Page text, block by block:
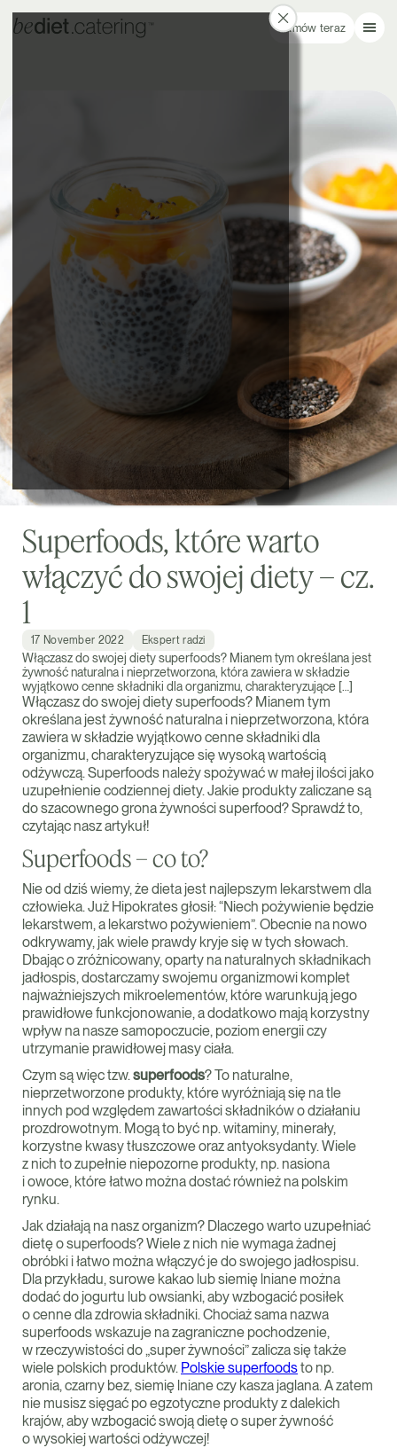
Zamów teraz
Superfoods, które warto
włączyć do swojej diety – cz.
1
17 November 2022 Ekspert radzi
Włączasz do swojej diety superfoods? Mianem tym określana jest
żywność naturalna i nieprzetworzona, która zawiera w składzie
wyjątkowo cenne składniki dla organizmu, charakteryzujące […]
Włączasz do swojej diety superfoods? Mianem tym
określana jest żywność naturalna i nieprzetworzona, która
zawiera w składzie wyjątkowo cenne składniki dla
organizmu, charakteryzujące się wysoką wartością
odżywczą. Superfoods należy spożywać w małej ilości jako
uzupełnienie codziennej diety. Jakie produkty zaliczane są
do szacownego grona żywności superfood? Sprawdź to,
czytając nasz artykuł!
Superfoods – co to?
Nie od dziś wiemy, że dieta jest najlepszym lekarstwem dla
człowieka. Już Hipokrates głosił: “Niech pożywienie będzie
lekarstwem, a lekarstwo pożywieniem”. Obecnie na nowo
odkrywamy, jak wiele prawdy kryje się w tych słowach.
Dbając o zróżnicowany, oparty na naturalnych składnikach
jadłospis, dostarczamy swojemu organizmowi komplet
najważniejszych mikroelementów, które warunkują jego
prawidłowe funkcjonowanie, a dodatkowo mają korzystny
wpływ na nasze samopoczucie, poziom energii czy
utrzymanie prawidłowej masy ciała.
Czym są więc tzw.superfoods? To naturalne,
nieprzetworzone produkty, które wyróżniają się na tle
innych pod względem zawartości składników o działaniu
prozdrowotnym. Mogą to być np. witaminy, minerały,
korzystne kwasy tłuszczowe oraz antyoksydanty. Wiele
z nich to zupełnie niepozorne produkty, np. nasiona
i owoce, które łatwo można dostać również na polskim
rynku.
Jak działają na nasz organizm? Dlaczego warto uzupełniać
dietę o superfoods? Wiele z nich nie wymaga żadnej
obróbki i łatwo można włączyć je do swojego jadłospisu.
Dla przykładu, surowe kakao lub siemię lniane można
dodać do jogurtu lub owsianki, aby wzbogacić posiłek
o cenne dla zdrowia składniki. Chociaż sama nazwa
superfoods wskazuje na zagraniczne pochodzenie,
w rzeczywistości do „super żywności” zalicza się także
wiele polskich produktów. Polskie superfoodsto np.
aronia, czarny bez, siemię lniane czy kasza jaglana. A zatem
nie musisz sięgać po egzotyczne produkty z dalekich
krajów, aby wzbogacić swoją dietę o super żywność
o wysokiej wartości odżywczej!